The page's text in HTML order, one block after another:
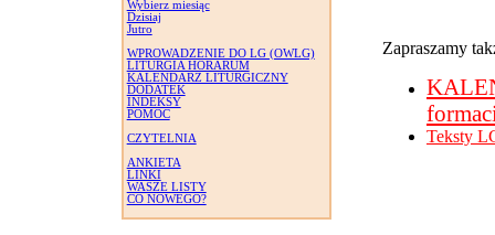
Wybierz miesiąc
Dzisiaj
Jutro
WPROWADZENIE DO LG (OWLG)
LITURGIA HORARUM
KALENDARZ LITURGICZNY
DODATEK
INDEKSY
POMOC
CZYTELNIA
ANKIETA
LINKI
WASZE LISTY
CO NOWEGO?
Zapraszamy
Teksty